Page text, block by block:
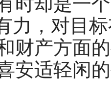
力，对目
财产方面
安适轻闲